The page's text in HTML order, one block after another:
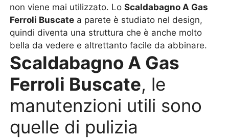
non viene mai utilizzato. LoScaldabagno A Gas
Ferroli Buscate a parete è studiato nel design,
quindi diventa una struttura che è anche molto
bella da vedere e altrettanto facile da abbinare.
Scaldabagno A Gas
Ferroli Buscate, le
manutenzioni utili sono
quelle di pulizia